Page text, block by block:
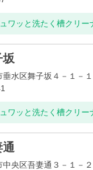
ワッと洗たく槽クリ
水区舞子坂４－１－
ワッと洗たく槽クリ
央区吾妻通３－１－２